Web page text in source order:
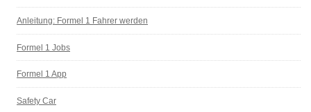
Anleitung: Formel 1 Fahrer werden
Formel 1 Jobs
Formel 1 App
Safety Car